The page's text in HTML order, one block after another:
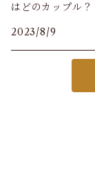
はどのカップル？
2023/8/9